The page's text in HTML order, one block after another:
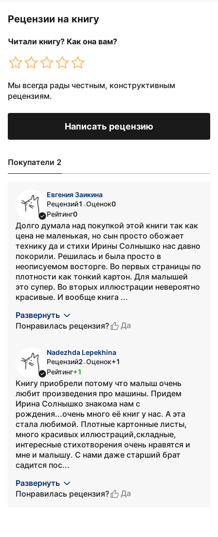
Рецензии на книгу
Читали книгу? Как она вам?
Мы всегда рады честным, конструктивным
рецензиям.
Написать рецензию
Покупатели 2
Евгения Заикина
Рецензий1 •Оценок0
Рейтинг0
Долго думала над покупкой этой книги так как
цена не маленькая, но сын просто обожает
технику да и стихи Ирины Солнышко нас давно
покорили. Решилась и была просто в
неописуемом восторге. Во первых страницы по
плотности как тонкий картон. Для малышей
это супер. Во вторых иллюстрации невероятно
красивые. И вообще книга ...
Развернуть
Понравилась рецензия?
Да
Nadezhda Lepekhina
Рецензий2•Оценок+1
Рейтинг+1
Книгу приобрели потому что малыш очень
любит произведения про машины. Придем
Ирина Солнышко знакома нам с
рождения...очень много её книг у нас. А эта
стала любимой. Плотные картонные листы,
много красивых иллюстраций,складные,
интересные стихотворения очень нравятся и
мне и малышу. С нами даже старший брат
садится пос...
Развернуть
Понравилась рецензия?
Да